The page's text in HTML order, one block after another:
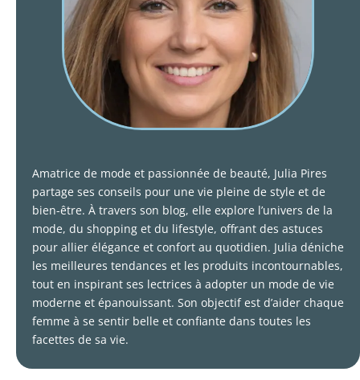
Amatrice de mode et passionnée de beauté, Julia Pires
partage ses conseils pour une vie pleine de style et de
bien-être. À travers son blog, elle explore l’univers de la
mode, du shopping et du lifestyle, offrant des astuces
pour allier élégance et confort au quotidien. Julia déniche
les meilleures tendances et les produits incontournables,
tout en inspirant ses lectrices à adopter un mode de vie
moderne et épanouissant. Son objectif est d’aider chaque
femme à se sentir belle et confiante dans toutes les
facettes de sa vie.